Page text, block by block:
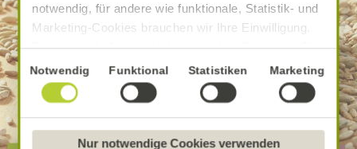
notwendig, für andere wie funktionale, Statistik- und
Marketing-Cookies brauchen wir Ihre Einwilligung.
Das optimale Nutzererlebnis erhalten Sie, wenn Sie
„Alle Cookies erlauben“ anklicken. Ihre Einwilligung
umfasst in diesem Fall auch den Einsatz von
Dienstleistern in Drittländern, die kein mit der EU
Sofern personenbezogene Daten dorthin übermittelt
Einwilligungsauswahl
Notwendig Funktional Statistiken Marketing
Nur notwendige Cookies verwenden